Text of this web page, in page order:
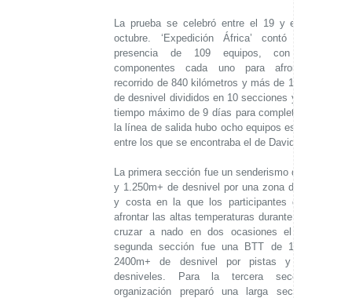
La prueba se celebró entre el 19 y el 28 de
octubre. ‘Expedición África’ contó con la
presencia de 109 equipos, con cuatro
componentes cada uno para afrontar un
recorrido de 840 kilómetros y más de 16.000 m
de desnivel divididos en 10 secciones y con un
tiempo máximo de 9 días para completarlo. En
la línea de salida hubo ocho equipos españoles
entre los que se encontraba el de David.
La primera sección fue un senderismo de 56km
y 1.250m+ de desnivel por una zona de dunas
y costa en la que los participantes debieron
afrontar las altas temperaturas durante el día y
cruzar a nado en dos ocasiones el río. La
segunda sección fue una BTT de 181km y
2400m+ de desnivel por pistas y fuertes
desniveles. Para la tercera sección la
organización preparó una larga sección de